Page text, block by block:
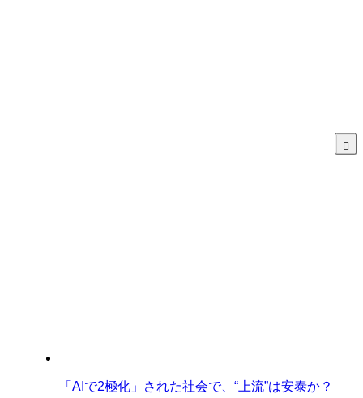
「AIで2極化」された社会で、“上流”は安泰か？